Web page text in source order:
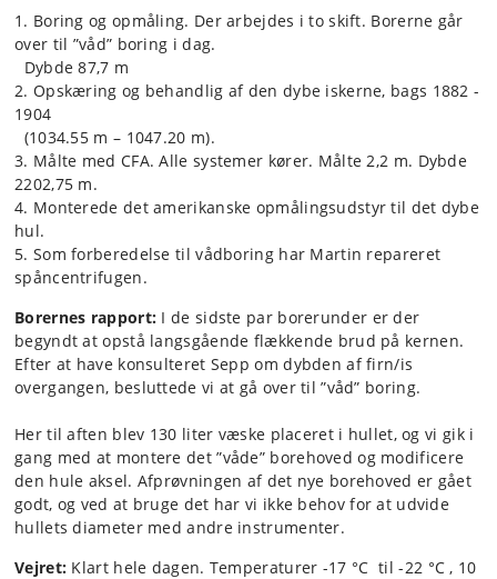
1. Boring og opmåling. Der arbejdes i to skift. Borerne går
over til ”våd” boring i dag.
Dybde 87,7 m
2. Opskæring og behandlig af den dybe iskerne, bags 1882 -
1904
(1034.55 m – 1047.20 m).
3. Målte med CFA. Alle systemer kører. Målte 2,2 m. Dybde
2202,75 m.
4. Monterede det amerikanske opmålingsudstyr til det dybe
hul.
5. Som forberedelse til vådboring har Martin repareret
spåncentrifugen.
Borernes rapport: I de sidste par borerunder er der
begyndt at opstå langsgående flækkende brud på kernen.
Efter at have konsulteret Sepp om dybden af firn/is
overgangen, besluttede vi at gå over til ”våd” boring.
Her til aften blev 130 liter væske placeret i hullet, og vi gik i
gang med at montere det ”våde” borehoved og modificere
den hule aksel. Afprøvningen af det nye borehoved er gået
godt, og ved at bruge det har vi ikke behov for at udvide
hullets diameter med andre instrumenter.
Vejret: Klart hele dagen. Temperaturer -17 °C til -22 °C , 10